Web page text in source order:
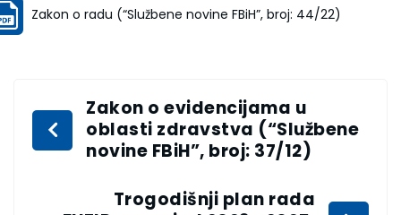
Zakon o radu (“Službene novine FBiH”, broj: 44/22)
Zakon o evidencijama u
oblasti zdravstva (“Službene
novine FBiH”, broj: 37/12)
Trogodišnji plan rada